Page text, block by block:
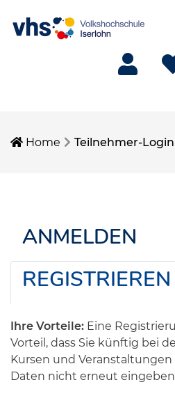
Home Teilnehmer-Login
ANMELDEN
REGISTRIEREN
Ihre Vorteile: Eine
Vorteil, dass Sie künftig bei
Kursen und
Daten nicht erneut